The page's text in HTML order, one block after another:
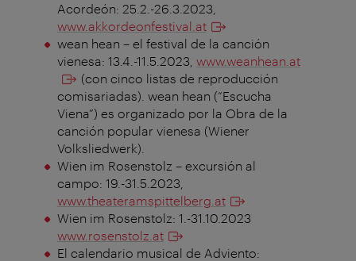
Acordeón: 25.2.-26.3.2023,
www.akkordeonfestival.at
wean hean – el festival de la canción
vienesa: 13.4.-11.5.2023, www.weanhean.at
(con cinco listas de reproducción
comisariadas). wean hean (“Escucha
Viena”) es organizado por la Obra de la
canción popular vienesa (Wiener
Volksliedwerk).
Wien im Rosenstolz – excursión al
campo: 19.-31.5.2023,
www.theateramspittelberg.at
Wien im Rosenstolz: 1.-31.10.2023
www.rosenstolz.at
El calendario musical de Adviento: